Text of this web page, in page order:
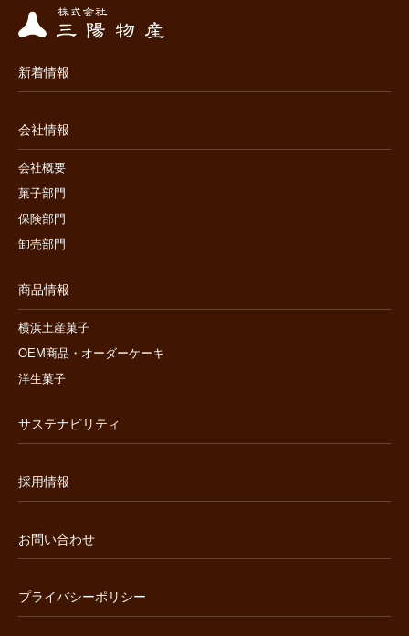
新着情報
会社情報
会社概要
菓子部門
保険部門
卸売部門
商品情報
横浜土産菓子
OEM商品・オーダーケーキ
洋生菓子
サステナビリティ
採用情報
お問い合わせ
プライバシーポリシー